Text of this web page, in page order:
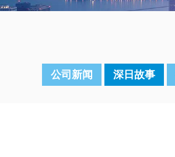
公司新闻 深日故事